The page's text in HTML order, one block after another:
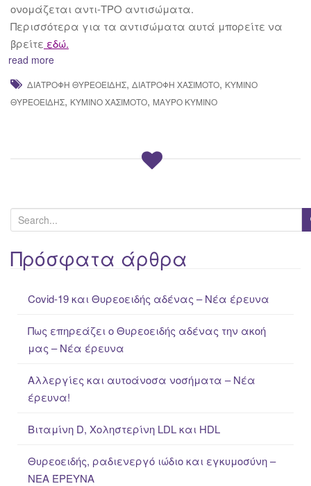
ονομάζεται αντι-TPO αντισώματα.
Περισσότερα για τα αντισώματα αυτά μπορείτε να
βρείτε εδώ.
read more
ΔΙΑΤΡΟΦΉ ΘΥΡΕΟΕΙΔΉΣ, ΔΙΑΤΡΟΦΉ ΧΑΣΙΜΌΤΟ, ΚΎΜΙΝΟ
ΘΥΡΕΟΕΙΔΉΣ, ΚΎΜΙΝΟ ΧΑΣΙΜΌΤΟ, ΜΑΎΡΟ ΚΎΜΙΝΟ
e
a
rΠρόσφατα άρθρα
Covid-19 και Θυρεοειδής αδένας – Νέα έρευνα
Πως επηρεάζει ο Θυρεοειδής αδένας την ακοή
μας – Νέα έρευνα
Αλλεργίες και αυτοάνοσα νοσήματα – Νέα
έρευνα!
Βιταμίνη D, Χοληστερίνη LDL και HDL
Θυρεοειδής, ραδιενεργό ιώδιο και εγκυμοσύνη –
ΝΕΑ ΈΡΕΥΝΑ